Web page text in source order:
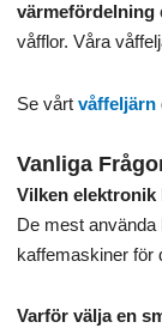
värmefördelning
våfflor. Våra
Se vårt våffeljärn
Vanliga
Vilken
De mest
kaffemaskiner för
Varför välja en